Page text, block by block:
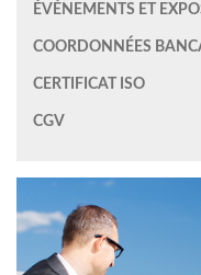
ÉVÉNEMENTS ET
COORDONNÉES
CERTIFICAT ISO
CGV